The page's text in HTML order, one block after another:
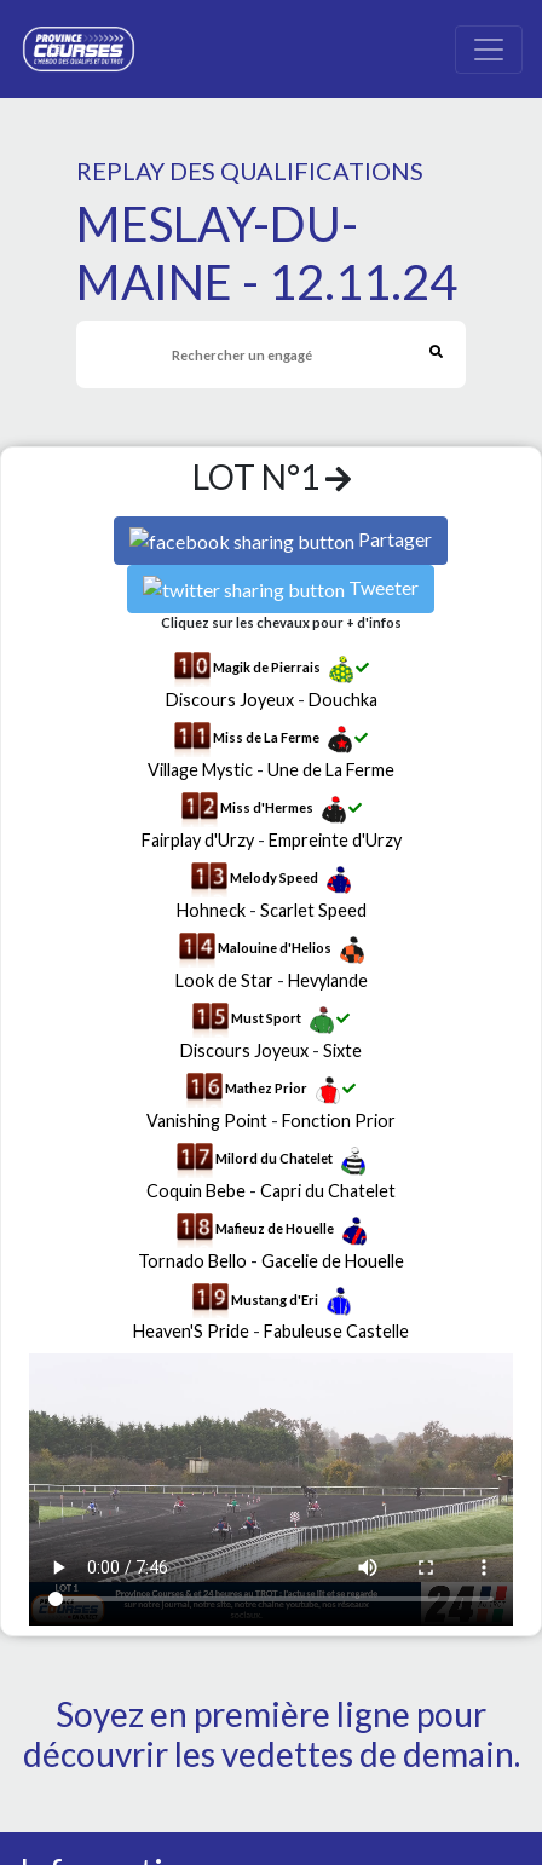
REPLAY DES QUALIFICATIONS
MESLAY-DU-
MAINE - 12.11.24
LOT N°1
Partager
Tweeter
Cliquez sur les chevaux pour + d'infos
Magik de Pierrais
Discours Joyeux- Douchka
Miss de La Ferme
Village Mystic - Une de La Ferme
Miss d'Hermes
Fairplay d'Urzy- Empreinte d'Urzy
Melody Speed
Hohneck- Scarlet Speed
Malouine d'Helios
Look de Star- Hevylande
Must Sport
Discours Joyeux - Sixte
Mathez Prior
Vanishing Point - Fonction Prior
Milord du Chatelet
Coquin Bebe - Capri du Chatelet
Mafieuz de Houelle
Tornado Bello - Gacelie de Houelle
Mustang d'Eri
Heaven'S Pride - Fabuleuse Castelle
Soyez en première ligne pour
découvrir les vedettes de demain.